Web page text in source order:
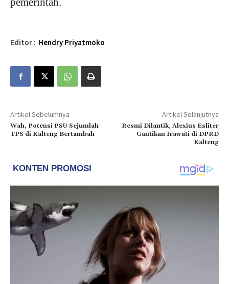
Editor : Hendry Priyatmoko
Artikel Sebelumnya
Wah, Potensi PSU Sejumlah
TPS di Kalteng Bertambah
Artikel Selanjutnya
Resmi Dilantik, Alexius Esliter
Gantikan Irawati di DPRD
Kalteng